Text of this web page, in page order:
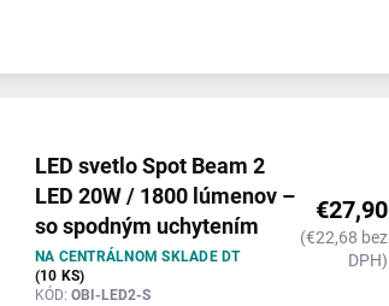
LED svetlo Spot Beam 2
LED 20W / 1800 lúmenov –
so spodným uchytením
NA CENTRÁLNOM SKLADE DT
(10 KS)
KÓD: OBI-LED2-S
€27,90
(€22,68 bez
DPH)